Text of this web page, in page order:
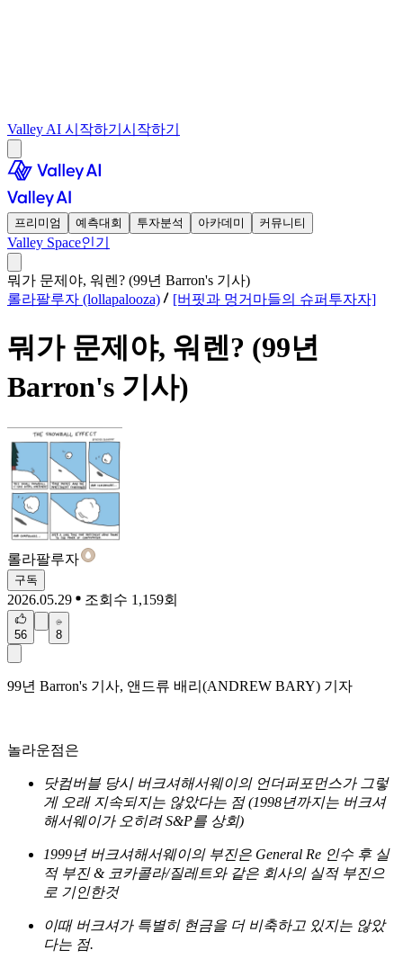
Valley AI 시작하기 시작하기
프리미엄 예측대회 투자분석 아카데미 커뮤니티
Valley Space인기
뭐가 문제야, 워렌? (99년 Barron's 기사)
롤라팔루자 (lollapalooza)
[버핏과 멍거마들의 슈퍼투자자]
뭐가 문제야, 워렌? (99년
Barron's 기사)
롤라팔루자
구독
2026.05.29 조회수 1,159회
56 8
99년 Barron's 기사, 앤드류 배리(ANDREW BARY) 기자
놀라운점은
닷컴버블 당시 버크셔해서웨이의 언더퍼포먼스가 그렇
게 오래 지속되지는 않았다는 점 (1998년까지는 버크셔
해서웨이가 오히려 S&P를 상회)
1999년 버크셔해서웨이의 부진은 General Re 인수 후 실
적 부진 & 코카콜라/질레트와 같은 회사의 실적 부진으
로 기인한것
이때 버크셔가 특별히 현금을 더 비축하고 있지는 않았
다는 점.